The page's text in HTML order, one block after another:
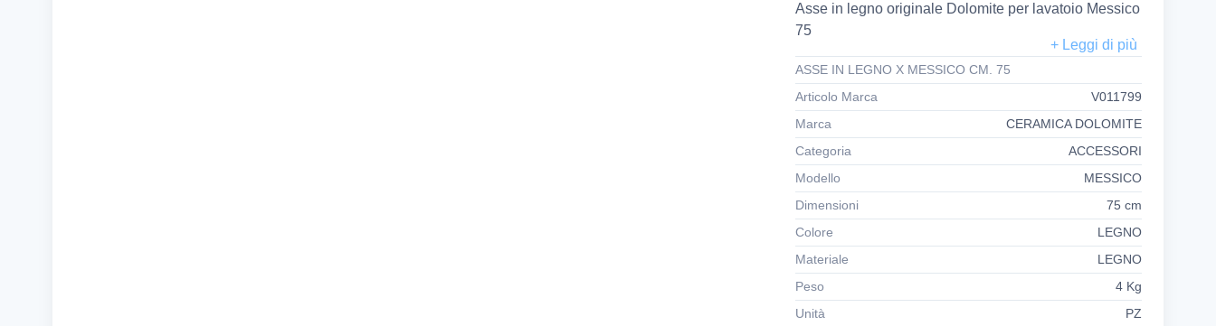
Asse in legno originale Dolomite per lavatoio Messico
75
ASSE IN LEGNO X MESSICO CM. 75
Articolo Marca
V011799
Marca
CERAMICA DOLOMITE
Categoria
ACCESSORI
Modello
MESSICO
Dimensioni
75 cm
Colore
LEGNO
Materiale
LEGNO
Peso
4 Kg
Unità
PZ